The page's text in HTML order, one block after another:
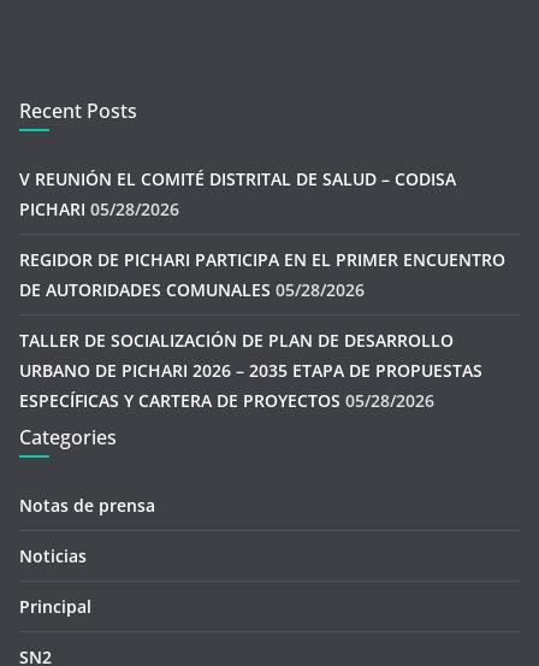
Recent Posts
V REUNIÓN EL COMITÉ DISTRITAL DE SALUD – CODISA
PICHARI 05/28/2026
REGIDOR DE PICHARI PARTICIPA EN EL PRIMER ENCUENTRO
DE AUTORIDADES COMUNALES 05/28/2026
TALLER DE SOCIALIZACIÓN DE PLAN DE DESARROLLO
URBANO DE PICHARI 2026 – 2035 ETAPA DE PROPUESTAS
ESPECÍFICAS Y CARTERA DE PROYECTOS 05/28/2026
Categories
Notas de prensa
Noticias
Principal
SN2